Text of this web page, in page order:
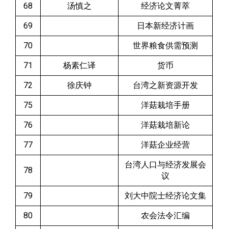
68 汤慎之 经济论文菁萃
69 日本新经济计画
70 世界粮食供需预测
71 杨素仁译 货币
72 徐庆钟 台湾之新资源开发
75 洋菇栽培手册
76 洋菇栽培新论
77 洋菇企业经营
78
台湾人口与经济发展会
议
79 刘大中院士经济论文集
80 农会法令汇编